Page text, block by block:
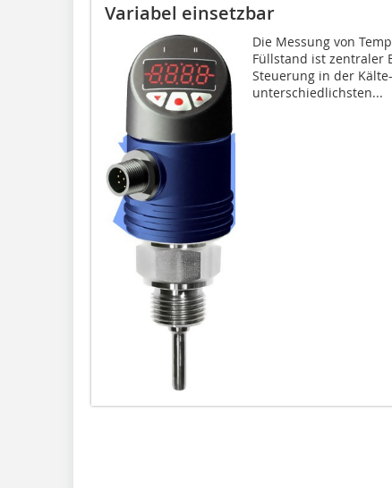
Variabel einsetzbar
Die Messung von
Füllstand ist zentraler
Steuerung in der
unterschiedlichsten...